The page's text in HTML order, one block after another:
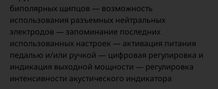
биполярных щипцов — возможность
использования разъемных нейтральных
электродов — запоминание последних
использованных настроек — активация питания
педалью и/или ручкой — цифровая регулировка и
индикация выходной мощности — регулировка
интенсивности акустического индикатора